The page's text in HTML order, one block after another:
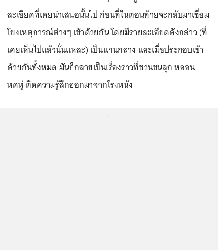
ละเอียดที่เคยนำเสนอนั้นไป ก่อนที่ในตอนท้ายจะกลับมาเชื่อม
โยงเหตุการณ์ต่างๆ เข้าด้วยกัน โดยมีรายละเอียดดังกล่าว (ที่
เคยเห็นไปแล้วนั่นแหละ) เป็นแกนกลาง และเมื่อประกอบเข้า
ด้วยกันทั้งหมด มันก็กลายเป็นเรื่องราวที่ชวนขนลุก หลอน
หดหู่ ติดความรู้สึกออกมาจากโรงหนัง